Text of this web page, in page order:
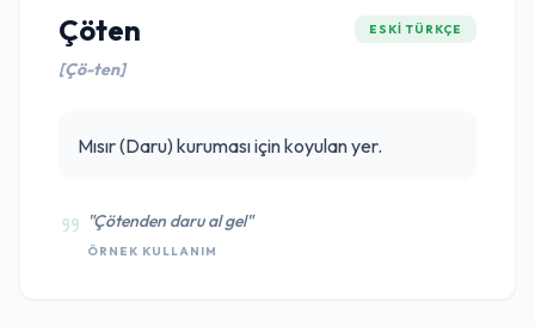
Çöten
[Çö-ten]
ESKI TÜRKÇE
Mısır (Daru) kuruması için koyulan yer.
"Çötenden daru al gel"
ÖRNEK KULLANIM